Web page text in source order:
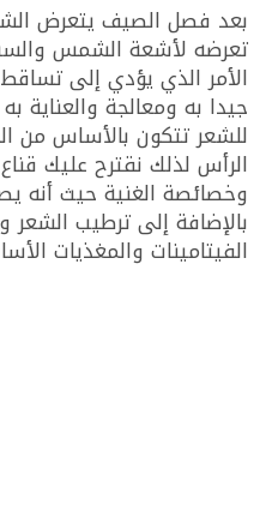
بعد فصل الصيف يتعرض
تعرضه لأشعة الشمس
الأمر الذي يؤدي إلى
جيدا به ومعالجة والعناية
للشعر تتكون بالأساس من
الرأس لذلك نقترح عليك
وخصائصة الغنية حيث أنه
بالإضافة إلى ترطيب
الفيتامينات والمغذيات